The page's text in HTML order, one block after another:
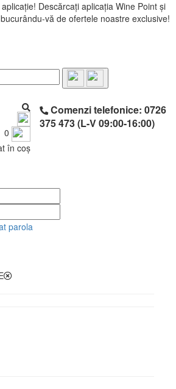
Descărcați aplicația Wine Point și
vă de ofertele noastre exclusive!
0
în coș
Comenzi telefonice: 0726
375 473 (L-V 09:00-16:00)
parola